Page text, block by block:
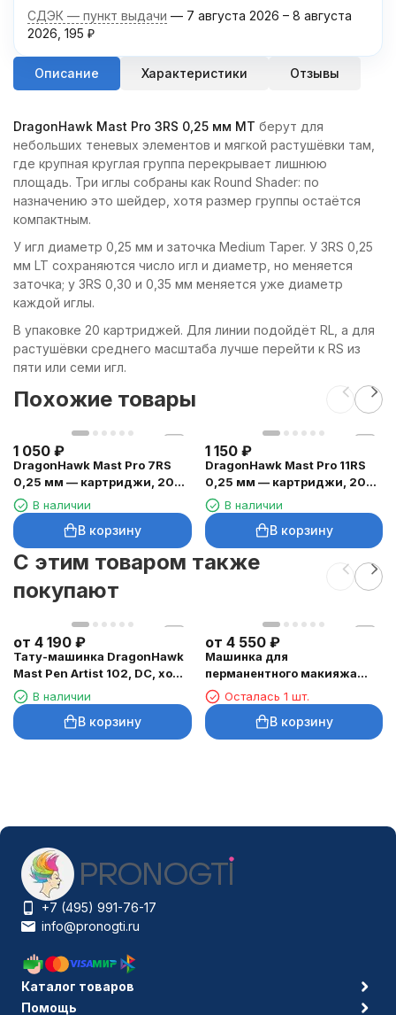
СДЭК — пункт выдачи 7 августа 2026 – 8 августа
2026 195 ₽
Описание Характеристики Отзывы
DragonHawk Mast Pro 3RS 0,25 мм MT берут для
небольших теневых элементов и мягкой растушёвки там,
где крупная круглая группа перекрывает лишнюю
площадь. Три иглы собраны как Round Shader: по
назначению это шейдер, хотя размер группы остаётся
компактным.
У игл диаметр 0,25 мм и заточка Medium Taper. У 3RS 0,25
мм LT сохраняются число игл и диаметр, но меняется
заточка; у 3RS 0,30 и 0,35 мм меняется уже диаметр
каждой иглы.
В упаковке 20 картриджей. Для линии подойдёт RL, а для
растушёвки среднего масштаба лучше перейти к RS из
пяти или семи игл.
Похожие товары
1 050 ₽
DragonHawk Mast Pro 7RS
0,25 мм — картриджи, 20
шт.В наличии
В корзину
1 150 ₽
DragonHawk Mast Pro 11RS
0,25 мм — картриджи, 20
шт.В наличии
В корзину
C этим товаром также
покупают
от 4 190 ₽
Тату-машинка DragonHawk
Mast Pen Artist 102, DC, ход
3,5 ммВ наличии
В корзину
от 4 550 ₽
Машинка для
перманентного макияжа
DragonHawk Mast Tour Air,
RCA, ход 2,3 мм
Осталась 1 шт.
В корзину
+7 (495) 991-76-17
info@pronogti.ru
Каталог товаров
Помощь